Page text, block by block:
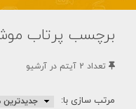
برچسب پرتاب
تعداد 2 آيتم در آرشيو
مرتب سازی با: